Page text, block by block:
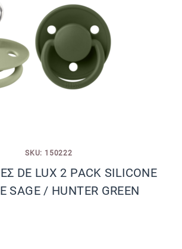
SKU: 150222
DE LUX 2 PACK SILICONE
SAGE / HUNTER GREEN